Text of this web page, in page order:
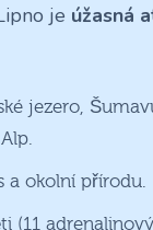
je úžasná
jezero,
a okolní přírodu.
(11